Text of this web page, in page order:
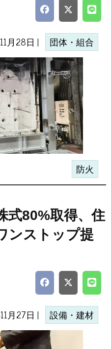
月28日 | 団体・組合
防火
式80%取得、住
ンストップ提
月27日 | 設備・建材